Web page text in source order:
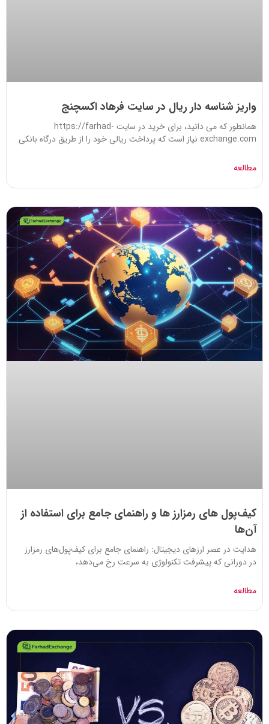
واریز شناسه دار ریال در سایت فرهاد اکسچنج
همانطور که می دانید، برای خرید در سایت https://farhad-
exchange.com نیاز است که پرداخت ریالی خود را از طریق درگاه بانکی
مطالعه
کیف‌پول های رمزارز ها و راهنمای جامع برای استفاده از
آن‌ها
هدایت در عصر ارزهای دیجیتال: راهنمای جامع برای کیف‌پول‌های رمزارز
در دورانی که پیشرفت‌ تکنولوژی به سرعت رخ می‌دهد،
مطالعه